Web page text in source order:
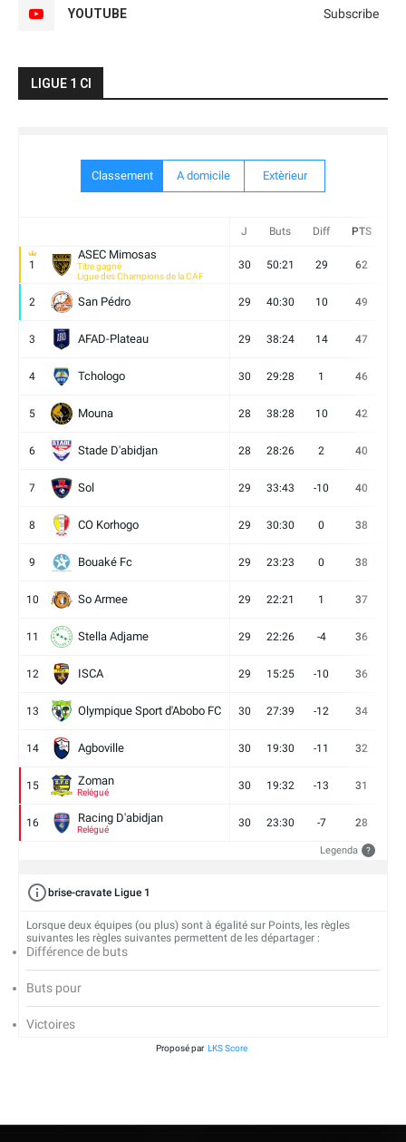
YOUTUBE Subscribe
LIGUE 1 CI
Classement A domicile Extèrieur
J Buts Diff PTS
1
ASEC Mimosas
Titre gagné
Ligue des Champions de la CAF
30 50:21 29 62
2 San Pédro 29 40:30 10 49
3 AFAD-Plateau 29 38:24 14 47
4 Tchologo 30 29:28 1 46
5 Mouna 28 38:28 10 42
6 Stade D'abidjan 28 28:26 2 40
7 Sol 29 33:43 -10 40
8 CO Korhogo 29 30:30 0 38
9 Bouaké Fc 29 23:23 0 38
10 So Armee 29 22:21 1 37
11 Stella Adjame 29 22:26 -4 36
12 ISCA 29 15:25 -10 36
13 Olympique Sport d'Abobo FC 30 27:39 -12 34
14 Agboville 30 19:30 -11 32
15 Zoman
Relégué
30 19:32 -13 31
16 Racing D'abidjan
Relégué
30 23:30 -7 28
Legenda ?
brise-cravate Ligue 1
Lorsque deux équipes (ou plus) sont à égalité sur Points, les règles
suivantes les règles suivantes permettent de les départager :
Différence de buts
Buts pour
Victoires
Proposé par LKS Score